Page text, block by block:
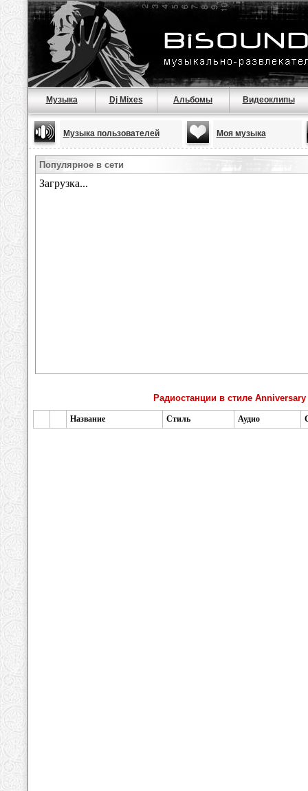
Музыка Dj Mixes Альбомы Видеоклипы
Музыка пользователей Моя музыка
Популярное в сети
Радиостанции в стиле Anniversary
Название Стиль Аудио